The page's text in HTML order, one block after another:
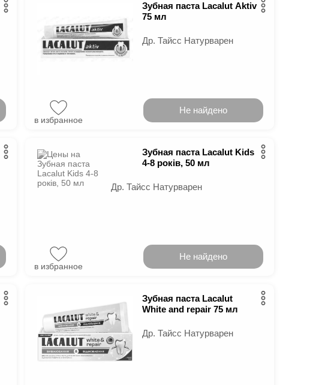
Зубная паста Lacalut Aktiv
75 мл
Др. Тайсс Натурварен
в избранное
Не найдено
Зубная паста Lacalut Kids
4-8 років, 50 мл
Др. Тайсс Натурварен
в избранное
Не найдено
Зубная паста Lacalut
White and repair 75 мл
Др. Тайсс Натурварен